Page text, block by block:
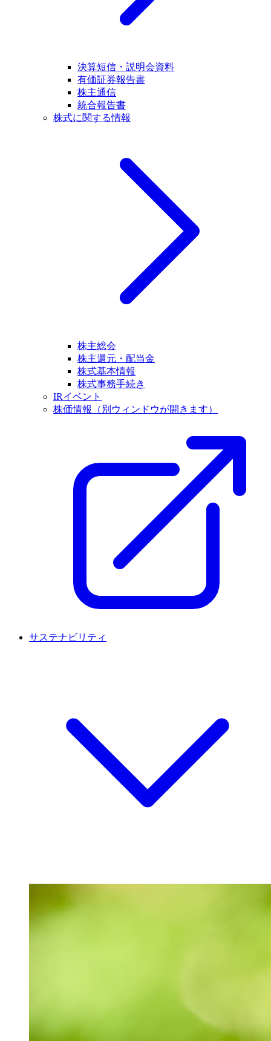
決算短信・説明会資料
有価証券報告書
株主通信
統合報告書
株式に関する情報
株主総会
株主還元・配当金
株式基本情報
株式事務手続き
IRイベント
株価情報
（別ウィンドウが開きます）
サステナビリティ